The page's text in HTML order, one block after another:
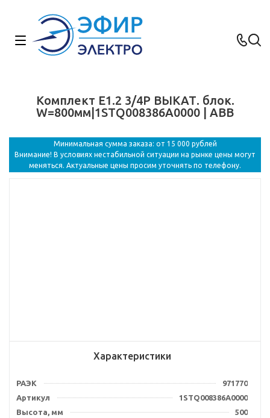
Комплект E1.2 3/4P ВЫКАТ. блок.
W=800мм|1STQ008386A0000 | ABB
Минимальная сумма заказа: от 15 000 рублей
Внимание! В условиях нестабильной ситуации на рынке цены могут
меняться. Актуальные цены просим уточнять по телефону.
Характеристики
РАЭК
971770
Артикул
1STQ008386A0000
Высота, мм
500